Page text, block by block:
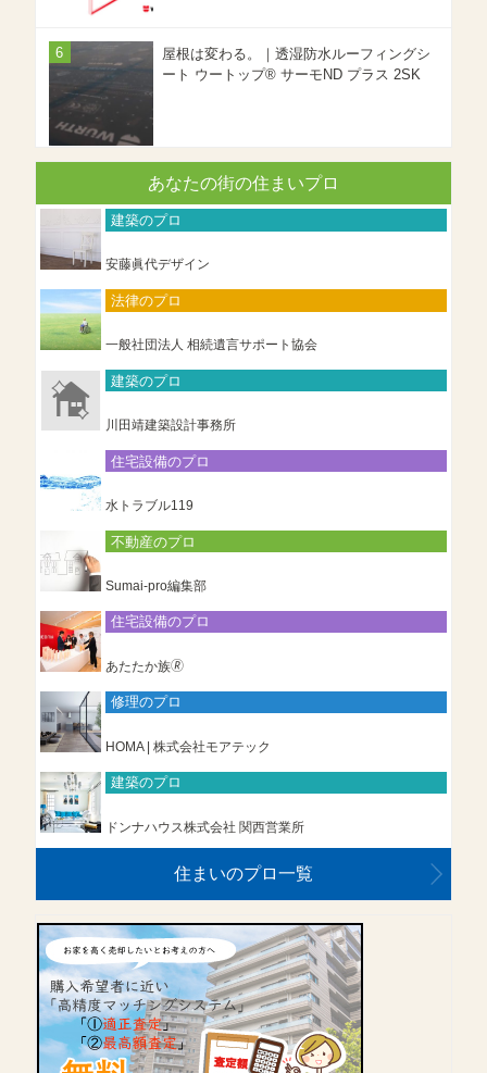
屋根は変わる。｜透湿防水ルーフィングシ
ート ウートップ® サーモND プラス 2SK
あなたの街の住まいプロ
建築のプロ
安藤眞代デザイン
法律のプロ
一般社団法人 相続遺言サポート協会
建築のプロ
川田靖建築設計事務所
住宅設備のプロ
水トラブル119
不動産のプロ
Sumai-pro編集部
住宅設備のプロ
あたたか族🄬
修理のプロ
HOMA | 株式会社モアテック
建築のプロ
ドンナハウス株式会社 関西営業所
住まいのプロ一覧